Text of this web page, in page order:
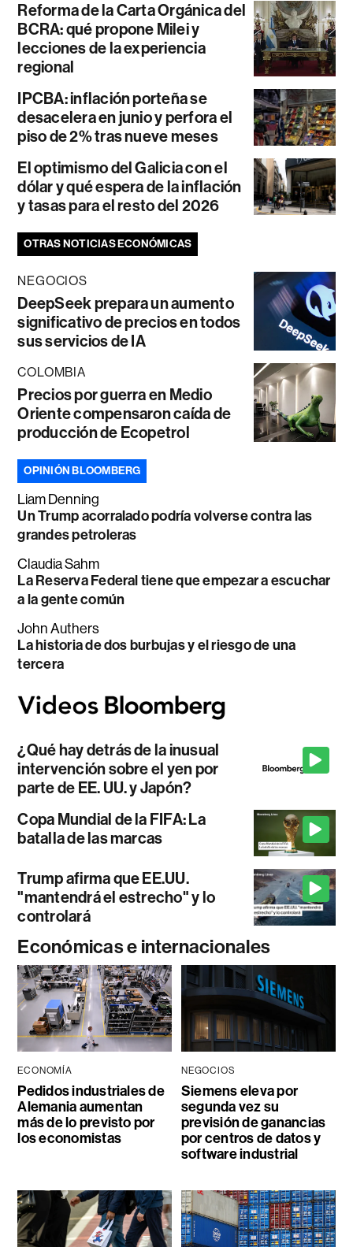
Reforma de la Carta Orgánica del
BCRA: qué propone Milei y
lecciones de la experiencia
regional
IPCBA: inflación porteña se
desacelera en junio y perfora el
piso de 2% tras nueve meses
El optimismo del Galicia con el
dólar y qué espera de la inflación
y tasas para el resto del 2026
OTRAS NOTICIAS ECONÓMICAS
NEGOCIOS
DeepSeek prepara un aumento
significativo de precios en todos
sus servicios de IA
COLOMBIA
Precios por guerra en Medio
Oriente compensaron caída de
producción de Ecopetrol
OPINIÓN BLOOMBERG
Liam Denning
Un Trump acorralado podría volverse contra las
grandes petroleras
Claudia Sahm
La Reserva Federal tiene que empezar a escuchar
a la gente común
John Authers
La historia de dos burbujas y el riesgo de una
tercera
¿Qué hay detrás de la inusual
intervención sobre el yen por
parte de EE. UU. y Japón?
Copa Mundial de la FIFA: La
batalla de las marcas
Trump afirma que EE.UU.
"mantendrá el estrecho" y lo
controlará
Económicas e internacionales
ECONOMÍA
Pedidos industriales de
Alemania aumentan
más de lo previsto por
los economistas
NEGOCIOS
Siemens eleva por
segunda vez su
previsión de ganancias
por centros de datos y
software industrial